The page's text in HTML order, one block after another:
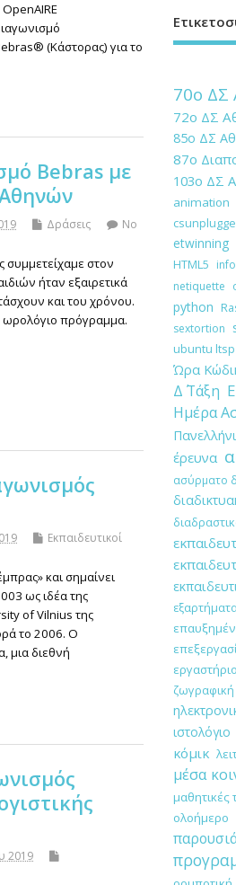
(Κάστορας) για το
Bebras με
Δράσεις
No
συμμετείχαμε στον
ήταν εξαιρετικά
και του χρόνου.
πρόγραμμα.
Εκπαιδευτικοί
και σημαίνει
ως ιδέα της
of Vilnius της
το 2006. Ο
μια διεθνή
2019
70ο ΔΣ
72ο ΔΣ
85ο ΔΣ
87ο
103ο ΔΣ
animation
etwinning
HTML5
netiquette
python
sextortion
ubuntu ltsp
Ώρα
Δ΄ Τάξη
Ημέρα
έρευνα
ασύρματο
ζωγραφική
ιστολόγιο
κόμικ
μέσα
μαθητικές
ολοήμερο